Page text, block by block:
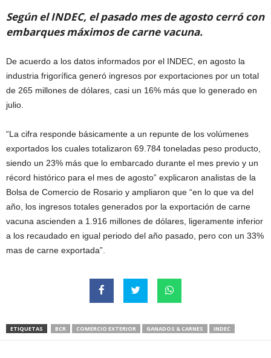
Según el INDEC, el pasado mes de agosto cerró con
embarques máximos de carne vacuna.
De acuerdo a los datos informados por el INDEC, en agosto la
industria frigorífica generó ingresos por exportaciones por un total
de 265 millones de dólares, casi un 16% más que lo generado en
julio.
“La cifra responde básicamente a un repunte de los volúmenes
exportados los cuales totalizaron 69.784 toneladas peso producto,
siendo un 23% más que lo embarcado durante el mes previo y un
récord histórico para el mes de agosto” explicaron analistas de la
Bolsa de Comercio de Rosario y ampliaron que “en lo que va del
año, los ingresos totales generados por la exportación de carne
vacuna ascienden a 1.916 millones de dólares, ligeramente inferior
a los recaudado en igual periodo del año pasado, pero con un 33%
mas de carne exportada”.
ETIQUETAS BCR COMERCIO EXTERIOR GANADOS & CARNES INDEC